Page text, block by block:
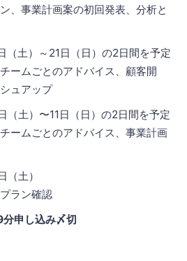
、事業計画案の初回発表、分析と
（土）～21日（日）の2日間を予定
ームごとのアドバイス、顧客開
ュアップ
（土）〜11日（日）の2日間を予定
ームごとのアドバイス、事業計画
（土）
ラン確認
申し込み〆切